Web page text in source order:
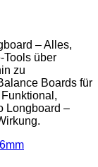
– Alles,
Tools über
zu
Boards für
Longboard –